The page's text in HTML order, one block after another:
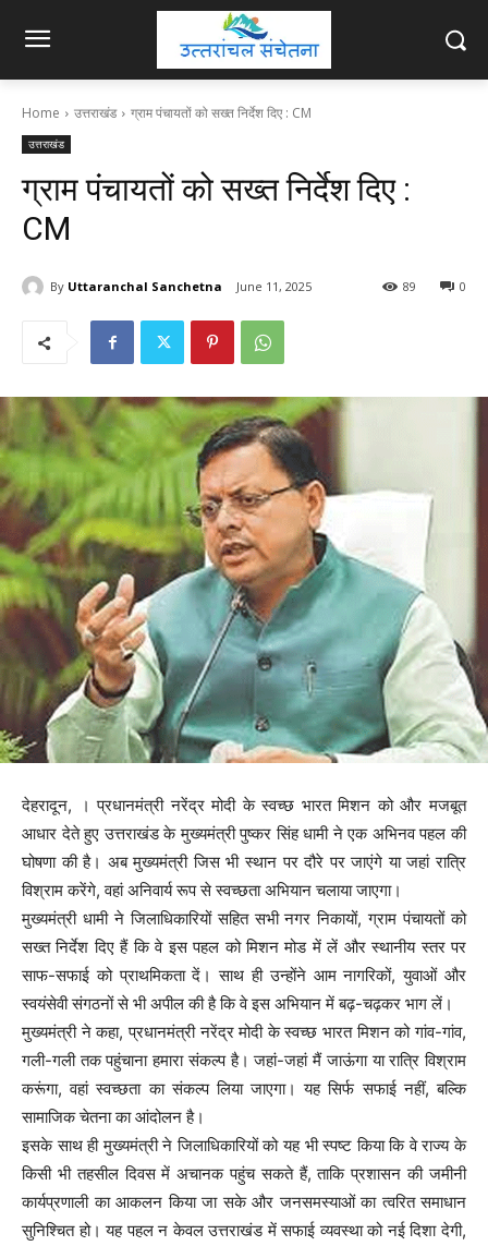
Home उत्तराखंड ग्राम पंचायतों को सख्त निर्देश दिए : CM
उत्तराखंड
ग्राम पंचायतों को सख्त निर्देश दिए :
CM
By Uttaranchal Sanchetna June 11, 2025 0
89
देहरादून, । प्रधानमंत्री नरेंद्र मोदी के स्वच्छ भारत मिशन को और मजबूत
आधार देते हुए उत्तराखंड के मुख्यमंत्री पुष्कर सिंह धामी ने एक अभिनव पहल की
घोषणा की है। अब मुख्यमंत्री जिस भी स्थान पर दौरे पर जाएंगे या जहां रात्रि
विश्राम करेंगे, वहां अनिवार्य रूप से स्वच्छता अभियान चलाया जाएगा।
मुख्यमंत्री धामी ने जिलाधिकारियों सहित सभी नगर निकायों, ग्राम पंचायतों को
सख्त निर्देश दिए हैं कि वे इस पहल को मिशन मोड में लें और स्थानीय स्तर पर
साफ-सफाई को प्राथमिकता दें। साथ ही उन्होंने आम नागरिकों, युवाओं और
स्वयंसेवी संगठनों से भी अपील की है कि वे इस अभियान में बढ़-चढ़कर भाग लें।
मुख्यमंत्री ने कहा, प्रधानमंत्री नरेंद्र मोदी के स्वच्छ भारत मिशन को गांव-गांव,
गली-गली तक पहुंचाना हमारा संकल्प है। जहां-जहां मैं जाऊंगा या रात्रि विश्राम
करूंगा, वहां स्वच्छता का संकल्प लिया जाएगा। यह सिर्फ सफाई नहीं, बल्कि
सामाजिक चेतना का आंदोलन है।
इसके साथ ही मुख्यमंत्री ने जिलाधिकारियों को यह भी स्पष्ट किया कि वे राज्य के
किसी भी तहसील दिवस में अचानक पहुंच सकते हैं, ताकि प्रशासन की जमीनी
कार्यप्रणाली का आकलन किया जा सके और जनसमस्याओं का त्वरित समाधान
सुनिश्चित हो। यह पहल न केवल उत्तराखंड में सफाई व्यवस्था को नई दिशा देगी,